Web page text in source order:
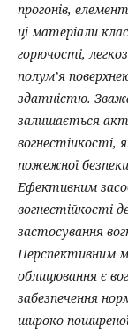
прогонів,
ці матеріали
горючості,
полум’я
здатністю.
залишається
вогнестійкості,
пожежної
Ефективним
вогнестійкості
застосування
Перспективним
облицювання є
забезпечення
широко поширеної